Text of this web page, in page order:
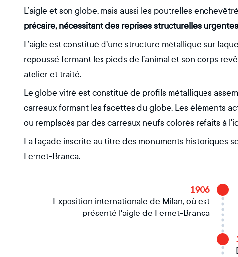
L’aigle et son globe, mais aussi les poutrelles
précaire, nécessitant des reprises structurelles urgentes
L’aigle est constitué d’une structure métallique sur
repoussé formant les pieds de l’animal et son corps
atelier et traité.
Le globe vitré est constitué de profils métalliques
carreaux formant les facettes du globe. Les éléments
ou remplacés par des carreaux neufs colorés refaits à
La façade inscrite au titre des monuments historiques
Fernet-Branca.
1906
Exposition internationale de Milan, où est
présenté l'aigle de Fernet-Branca